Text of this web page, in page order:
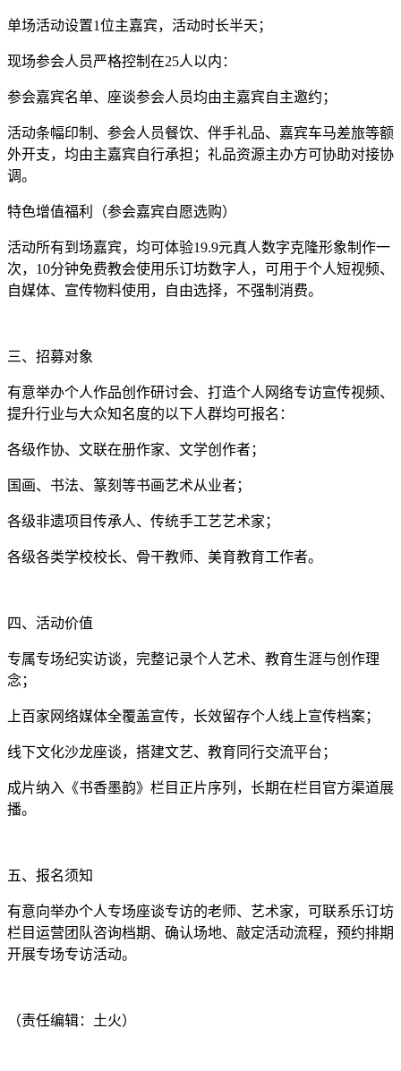
单场活动设置1位主嘉宾，活动时长半天；
现场参会人员严格控制在25人以内：
参会嘉宾名单、座谈参会人员均由主嘉宾自主邀约；
活动条幅印制、参会人员餐饮、伴手礼品、嘉宾车马差旅等额
外开支，均由主嘉宾自行承担；礼品资源主办方可协助对接协
调。
特色增值福利（参会嘉宾自愿选购）
活动所有到场嘉宾，均可体验19.9元真人数字克隆形象制作一
次，10分钟免费教会使用乐订坊数字人，可用于个人短视频、
自媒体、宣传物料使用，自由选择，不强制消费。
三、招募对象
有意举办个人作品创作研讨会、打造个人网络专访宣传视频、
提升行业与大众知名度的以下人群均可报名：
各级作协、文联在册作家、文学创作者；
国画、书法、篆刻等书画艺术从业者；
各级非遗项目传承人、传统手工艺艺术家；
各级各类学校校长、骨干教师、美育教育工作者。
四、活动价值
专属专场纪实访谈，完整记录个人艺术、教育生涯与创作理
念；
上百家网络媒体全覆盖宣传，长效留存个人线上宣传档案；
线下文化沙龙座谈，搭建文艺、教育同行交流平台；
成片纳入《书香墨韵》栏目正片序列，长期在栏目官方渠道展
播。
五、报名须知
有意向举办个人专场座谈专访的老师、艺术家，可联系乐订坊
栏目运营团队咨询档期、确认场地、敲定活动流程，预约排期
开展专场专访活动。
（责任编辑：土火）